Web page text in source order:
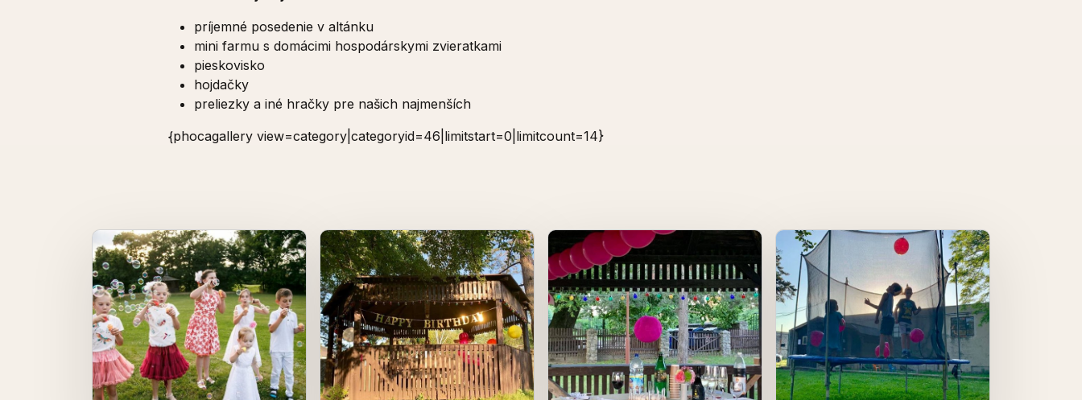
príjemné posedenie v altánku
mini farmu s domácimi hospodárskymi zvieratkami
pieskovisko
hojdačky
preliezky a iné hračky pre našich najmenších
{phocagallery view=category|categoryid=46|limitstart=0|limitcount=14}